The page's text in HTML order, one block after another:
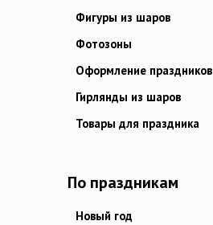
Фигуры из шаров
Фотозоны
Оформление праздников
Гирлянды из шаров
Товары для праздника
По праздникам
Новый год